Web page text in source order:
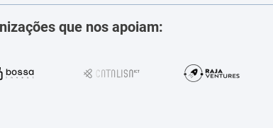
que nos apoiam: